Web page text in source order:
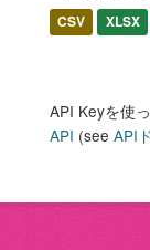
CSV XLSX
API Keyを使
API (see API